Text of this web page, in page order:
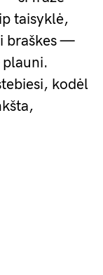
taisyklė,
braškes —
kodėl